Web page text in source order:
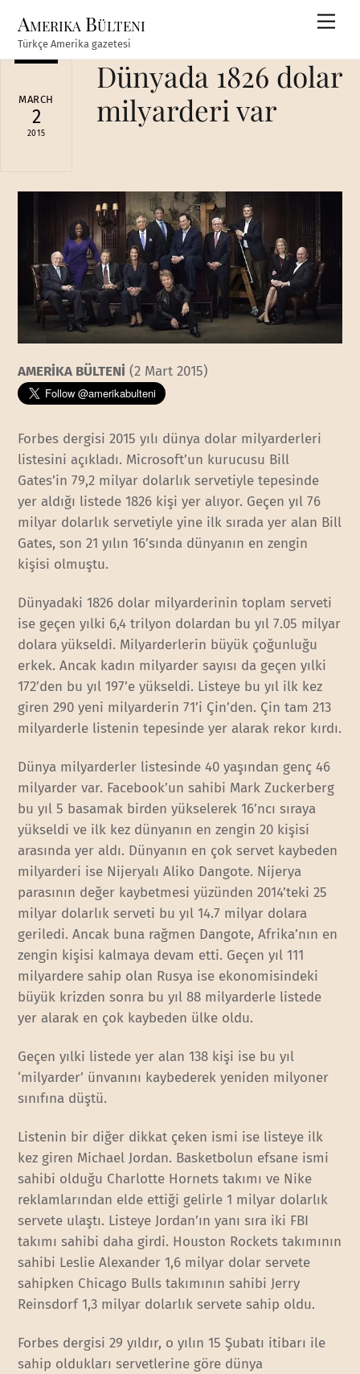
content
Amerika Bülteni
Türkçe Amerika gazetesi
MARCH
2
2015
Dünyada 1826 dolar
milyarderi var
AMERİKA BÜLTENİ (2 Mart 2015)
Forbes dergisi 2015 yılı dünya dolar milyarderleri
listesini açıkladı. Microsoft’un kurucusu Bill
Gates’in 79,2 milyar dolarlık servetiyle tepesinde
yer aldığı listede 1826 kişi yer alıyor. Geçen yıl 76
milyar dolarlık servetiyle yine ilk sırada yer alan Bill
Gates, son 21 yılın 16’sında dünyanın en zengin
kişisi olmuştu.
Dünyadaki 1826 dolar milyarderinin toplam serveti
ise geçen yılki 6,4 trilyon dolardan bu yıl 7.05 milyar
dolara yükseldi. Milyarderlerin büyük çoğunluğu
erkek. Ancak kadın milyarder sayısı da geçen yılki
172’den bu yıl 197’e yükseldi. Listeye bu yıl ilk kez
giren 290 yeni milyarderin 71’i Çin’den. Çin tam 213
milyarderle listenin tepesinde yer alarak rekor kırdı.
Dünya milyarderler listesinde 40 yaşından genç 46
milyarder var. Facebook’un sahibi Mark Zuckerberg
bu yıl 5 basamak birden yükselerek 16’ncı sıraya
yükseldi ve ilk kez dünyanın en zengin 20 kişisi
arasında yer aldı. Dünyanın en çok servet kaybeden
milyarderi ise Nijeryalı Aliko Dangote. Nijerya
parasının değer kaybetmesi yüzünden 2014’teki 25
milyar dolarlık serveti bu yıl 14.7 milyar dolara
geriledi. Ancak buna rağmen Dangote, Afrika’nın en
zengin kişisi kalmaya devam etti. Geçen yıl 111
milyardere sahip olan Rusya ise ekonomisindeki
büyük krizden sonra bu yıl 88 milyarderle listede
yer alarak en çok kaybeden ülke oldu.
Geçen yılki listede yer alan 138 kişi ise bu yıl
‘milyarder’ ünvanını kaybederek yeniden milyoner
sınıfına düştü.
Listenin bir diğer dikkat çeken ismi ise listeye ilk
kez giren Michael Jordan. Basketbolun efsane ismi
sahibi olduğu Charlotte Hornets takımı ve Nike
reklamlarından elde ettiği gelirle 1 milyar dolarlık
servete ulaştı. Listeye Jordan’ın yanı sıra iki FBI
takımı sahibi daha girdi. Houston Rockets takımının
sahibi Leslie Alexander 1,6 milyar dolar servete
sahipken Chicago Bulls takımının sahibi Jerry
Reinsdorf 1,3 milyar dolarlık servete sahip oldu.
Forbes dergisi 29 yıldır, o yılın 15 Şubatı itibarı ile
sahip oldukları servetlerine göre dünya